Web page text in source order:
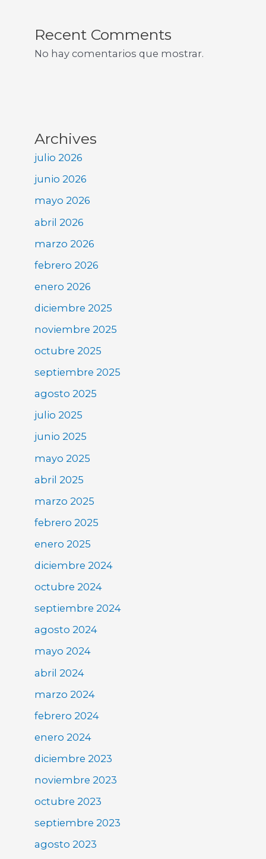
Recent Comments
No hay comentarios que mostrar.
Archives
julio 2026
junio 2026
mayo 2026
abril 2026
marzo 2026
febrero 2026
enero 2026
diciembre 2025
noviembre 2025
octubre 2025
septiembre 2025
agosto 2025
julio 2025
junio 2025
mayo 2025
abril 2025
marzo 2025
febrero 2025
enero 2025
diciembre 2024
octubre 2024
septiembre 2024
agosto 2024
mayo 2024
abril 2024
marzo 2024
febrero 2024
enero 2024
diciembre 2023
noviembre 2023
octubre 2023
septiembre 2023
agosto 2023